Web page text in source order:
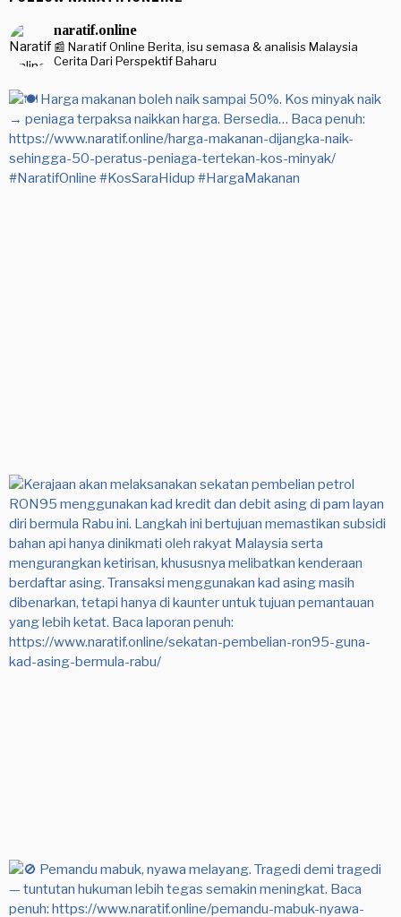
naratif.online
📰 Naratif Online Berita, isu semasa & analisis Malaysia
Cerita Dari Perspektif Baharu